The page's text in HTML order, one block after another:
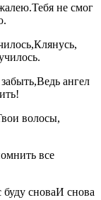
не смог
ангел
волосы,
все
буду сноваИ снова